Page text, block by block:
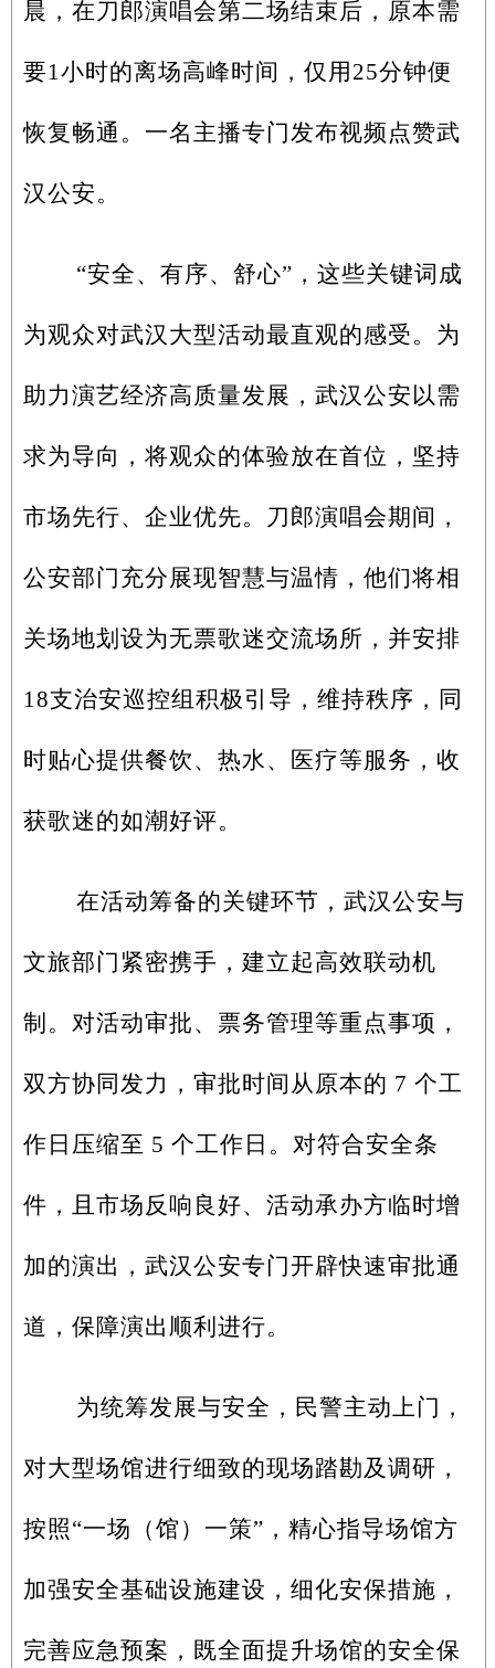
晨，在刀郎演唱会第二场结束后，原本需
要1小时的离场高峰时间，仅用25分钟便
恢复畅通。一名主播专门发布视频点赞武
汉公安。
“安全、有序、舒心”，这些关键词成
为观众对武汉大型活动最直观的感受。为
助力演艺经济高质量发展，武汉公安以需
求为导向，将观众的体验放在首位，坚持
市场先行、企业优先。刀郎演唱会期间，
公安部门充分展现智慧与温情，他们将相
关场地划设为无票歌迷交流场所，并安排
18支治安巡控组积极引导，维持秩序，同
时贴心提供餐饮、热水、医疗等服务，收
获歌迷的如潮好评。
在活动筹备的关键环节，武汉公安与
文旅部门紧密携手，建立起高效联动机
制。对活动审批、票务管理等重点事项，
双方协同发力，审批时间从原本的 7 个工
作日压缩至 5 个工作日。对符合安全条
件，且市场反响良好、活动承办方临时增
加的演出，武汉公安专门开辟快速审批通
道，保障演出顺利进行。
为统筹发展与安全，民警主动上门，
对大型场馆进行细致的现场踏勘及调研，
按照“一场（馆）一策”，精心指导场馆方
加强安全基础设施建设，细化安保措施，
完善应急预案，既全面提升场馆的安全保